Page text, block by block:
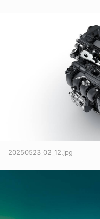
20250523_02_12.jpg